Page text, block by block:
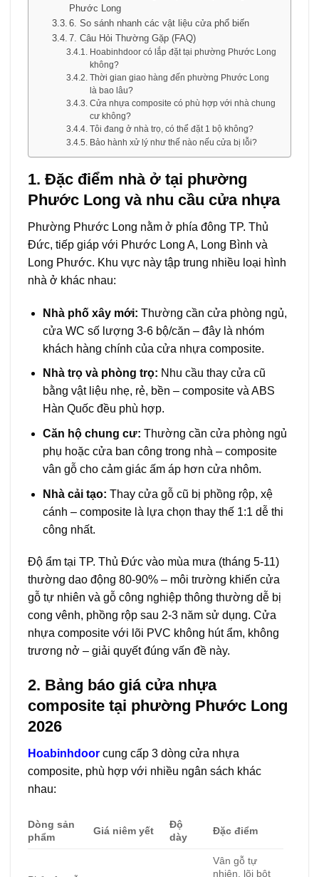
Phước Long
6. So sánh nhanh các vật liệu cửa phổ biến
7. Câu Hỏi Thường Gặp (FAQ)
Hoabinhdoor có lắp đặt tại phường Phước Long
không?
Thời gian giao hàng đến phường Phước Long
là bao lâu?
Cửa nhựa composite có phù hợp với nhà chung
cư không?
Tôi đang ở nhà trọ, có thể đặt 1 bộ không?
Bảo hành xử lý như thế nào nếu cửa bị lỗi?
1. Đặc điểm nhà ở tại phường
Phước Long và nhu cầu cửa nhựa
Phường Phước Long nằm ở phía đông TP. Thủ
Đức, tiếp giáp với Phước Long A, Long Bình và
Long Phước. Khu vực này tập trung nhiều loại hình
nhà ở khác nhau:
Nhà phố xây mới: Thường cần cửa phòng ngủ,
cửa WC số lượng 3-6 bộ/căn – đây là nhóm
khách hàng chính của cửa nhựa composite.
Nhà trọ và phòng trọ: Nhu cầu thay cửa cũ
bằng vật liệu nhẹ, rẻ, bền – composite và ABS
Hàn Quốc đều phù hợp.
Căn hộ chung cư: Thường cần cửa phòng ngủ
phụ hoặc cửa ban công trong nhà – composite
vân gỗ cho cảm giác ấm áp hơn cửa nhôm.
Nhà cải tạo: Thay cửa gỗ cũ bị phồng rộp, xệ
cánh – composite là lựa chọn thay thế 1:1 dễ thi
công nhất.
Độ ẩm tại TP. Thủ Đức vào mùa mưa (tháng 5-11)
thường dao động 80-90% – môi trường khiến cửa
gỗ tự nhiên và gỗ công nghiệp thông thường dễ bị
cong vênh, phồng rộp sau 2-3 năm sử dụng. Cửa
nhựa composite với lõi PVC không hút ẩm, không
trương nở – giải quyết đúng vấn đề này.
2. Bảng báo giá cửa nhựa
composite tại phường Phước Long
2026
Hoabinhdoor cung cấp 3 dòng cửa nhựa
composite, phù hợp với nhiều ngân sách khác
nhau:
Dòng sản
phẩm
Giá niêm yết
Độ
dày
Đặc điểm
Vân gỗ tự
nhiên, lõi bột